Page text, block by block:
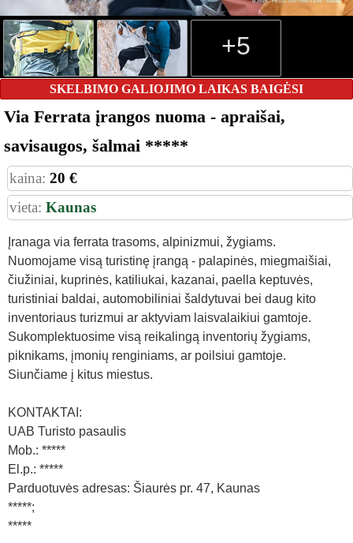
+5
SKELBIMO GALIOJIMO LAIKAS BAIGĖSI
Via Ferrata įrangos nuoma - apraišai,
savisaugos, šalmai *****
kaina: 20 €
vieta: Kaunas
Įranaga via ferrata trasoms, alpinizmui, žygiams.
Nuomojame visą turistinę įrangą - palapinės, miegmaišiai,
čiužiniai, kuprinės, katiliukai, kazanai, paella keptuvės,
turistiniai baldai, automobiliniai šaldytuvai bei daug kito
inventoriaus turizmui ar aktyviam laisvalaikiui gamtoje.
Sukomplektuosime visą reikalingą inventorių žygiams,
piknikams, įmonių renginiams, ar poilsiui gamtoje.
Siunčiame į kitus miestus.
KONTAKTAI:
UAB Turisto pasaulis
Mob.: *****
El.p.: *****
Parduotuvės adresas: Šiaurės pr. 47, Kaunas
*****;
*****